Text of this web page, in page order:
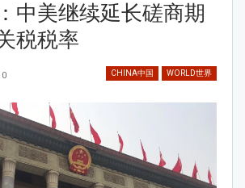
中美继续延长磋商期
税税率
CHINA中国 WORLD世界
0